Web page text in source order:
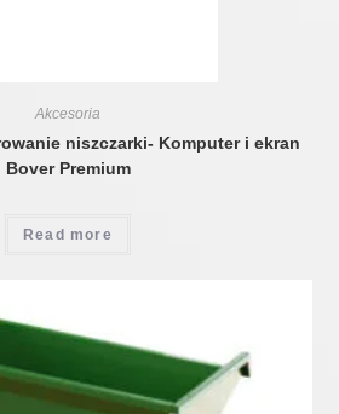
Akcesoria
niszczarki- Komputer i ekran
Bover Premium
Read more